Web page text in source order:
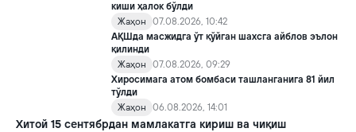
киши ҳалок бўлди
Жаҳон
07.08.2026, 10:42
АҚШда масжидга ўт қўйган шахсга айблов эълон
қилинди
Жаҳон
07.08.2026, 09:29
Хиросимага атом бомбаси ташланганига 81 йил
тўлди
Жаҳон
06.08.2026, 14:01
Хитой 15 сентябрдан мамлакатга кириш ва чиқиш